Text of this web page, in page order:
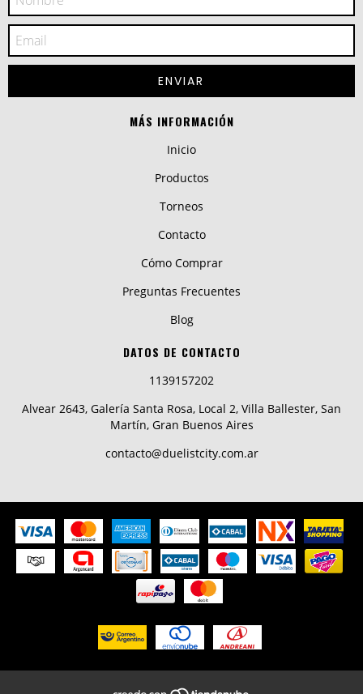
MÁS INFORMACIÓN
Inicio
Productos
Torneos
Contacto
Cómo Comprar
Preguntas Frecuentes
Blog
DATOS DE CONTACTO
1139157202
Alvear 2643, Galería Santa Rosa, Local 2, Villa Ballester, San
Martín, Gran Buenos Aires
contacto@duelistcity.com.ar